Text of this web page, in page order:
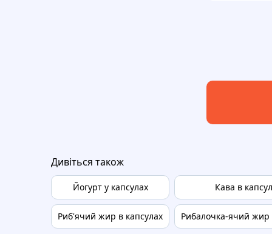
Дивіться також
Йогурт у капсулах
Риб'ячий жир в капсулах
Кава в
Рибалочка-ячий жир